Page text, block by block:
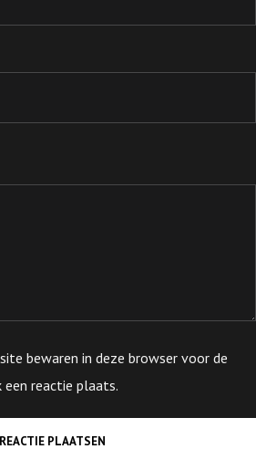
bewaren in deze browser voor de
een reactie plaats.